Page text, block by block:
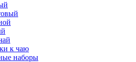
к чаю
наборы